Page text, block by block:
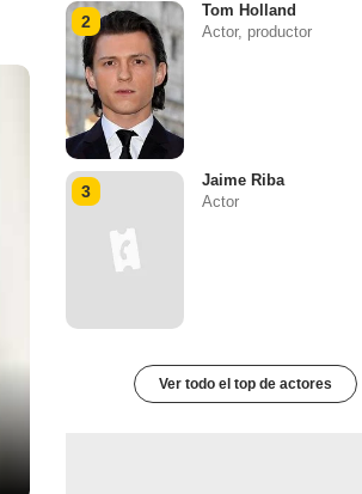
2
Tom Holland
Actor, productor
3
Jaime Riba
Actor
Ver todo el top de actores